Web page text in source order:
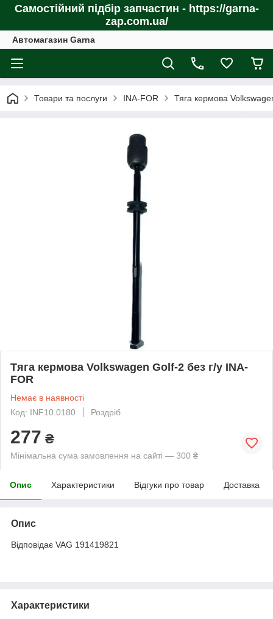
Самостійний підбір запчастин - https://garna-
zap.com.ua/
Автомагазин Garna
Товари та послуги INA-FOR Тяга кермова
Тяга кермова Volkswagen Golf-2 без г/у INA-
FOR
Немає в наявності
Код: INF10.0180
Роздріб
277 ₴
Мінімальна сума замовлення на сайті — 300 ₴
Опис Характеристики Відгуки про товар Доставка
Опис
Відповідає VAG 191419821
Характеристики